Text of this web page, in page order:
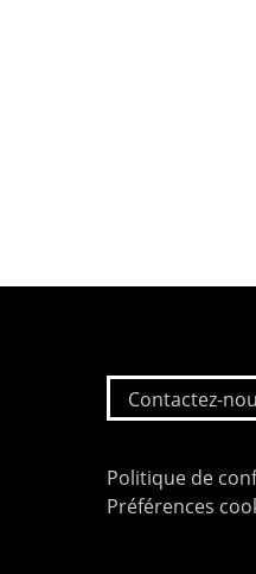
Contactez-
Politique de
Préférences